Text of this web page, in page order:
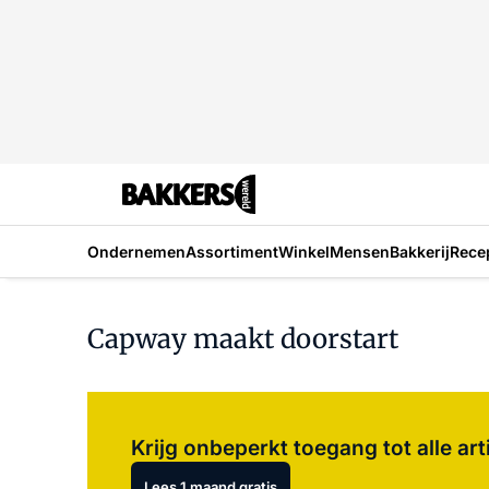
OndernemenAssortimentWinkelMensenBakkerij
Capway maakt doorstart
Krijg onbeperkt toegang tot alle